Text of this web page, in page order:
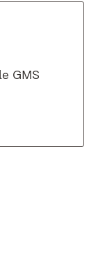
GMS